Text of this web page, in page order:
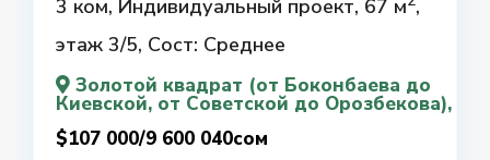
3 ком, Индивидуальный проект, 67 м ,
этаж 3/5, Сост: Среднее
Золотой квадрат (от Боконбаева до
Киевской, от Советской до Орозбекова),
$107 000/9 600 040сом